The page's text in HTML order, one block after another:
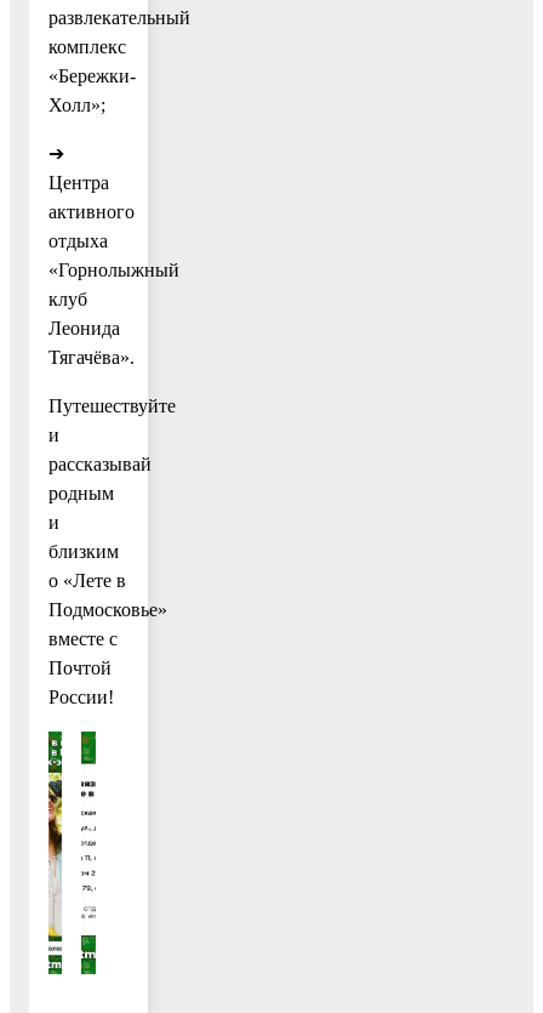
развлекательный
комплекс
«Бережки-
Холл»;
➔
Центра
активного
отдыха
«Горнолыжный
клуб
Леонида
Тягачёва».
Путешествуйте
и
рассказывай
родным
и
близким
о «Лете в
Подмосковье»
вместе с
Почтой
России!